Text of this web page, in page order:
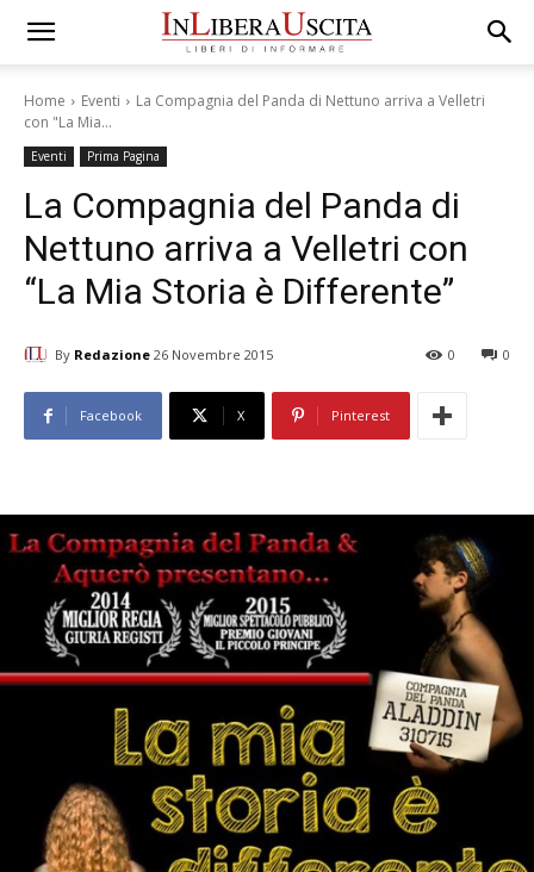
Home Eventi
La Compagnia del Panda di Nettuno arriva a Velletri
con "La Mia...
Eventi Prima Pagina
La Compagnia del Panda di
Nettuno arriva a Velletri con
“La Mia Storia è Differente”
By Redazione 26 Novembre 2015 0
0
Facebook X Pinterest